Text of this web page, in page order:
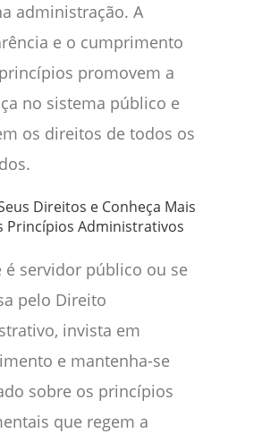
administração. A
e o cumprimento
promovem a
no sistema público e
os direitos de todos os
Direitos e Conheça Mais
Princípios Administrativos
é servidor público ou se
pelo Direito
invista em
e mantenha-se
sobre os princípios
que regem a